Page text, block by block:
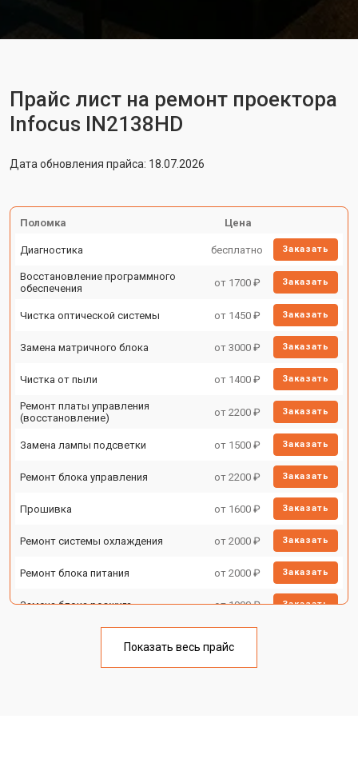
Прайс лист на ремонт проектора
Infocus IN2138HD
Дата обновления прайса: 18.07.2026
Поломка Цена
Диагностика бесплатно Заказать
Восстановление программного
обеспечения
от 1700 ₽ Заказать
Чистка оптической системы от 1450 ₽ Заказать
Замена матричного блока от 3000 ₽ Заказать
Чистка от пыли от 1400 ₽ Заказать
Ремонт платы управления
(восстановление)
от 2200 ₽ Заказать
Замена лампы подсветки от 1500 ₽ Заказать
Ремонт блока управления от 2200 ₽ Заказать
Прошивка от 1600 ₽ Заказать
Ремонт системы охлаждения от 2000 ₽ Заказать
Ремонт блока питания от 2000 ₽ Заказать
Замена блока розжига от 1900 ₽ Заказать
Показать весь прайс